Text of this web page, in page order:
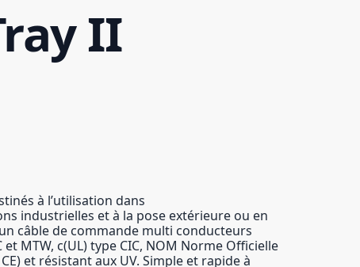
II
à l’utilisation dans
industrielles et à la pose extérieure ou en
câble de commande multi conducteurs
et MTW, c(UL) type CIC, NOM Norme Officielle
et résistant aux UV. Simple et rapide à